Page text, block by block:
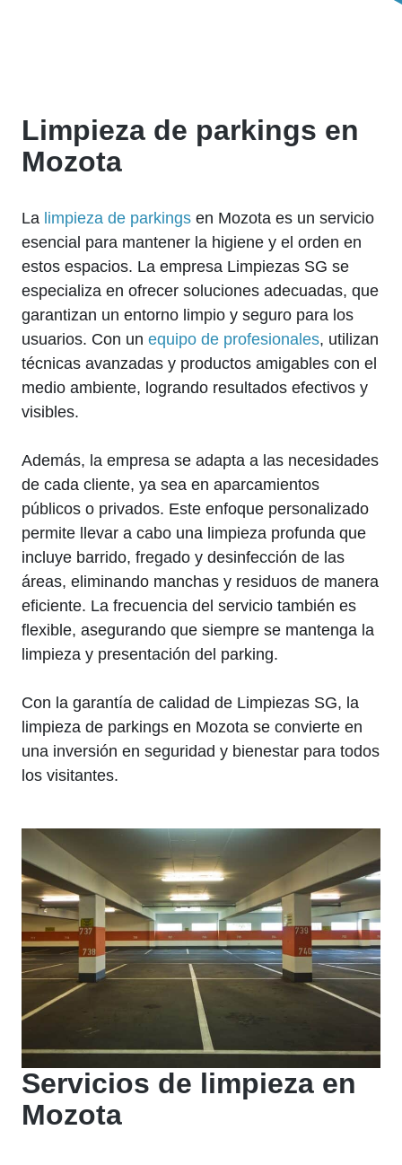
Limpieza de parkings en
Mozota
La limpieza de parkings en Mozota es un servicio
esencial para mantener la higiene y el orden en
estos espacios. La empresa Limpiezas SG se
especializa en ofrecer soluciones adecuadas, que
garantizan un entorno limpio y seguro para los
usuarios. Con un equipo de profesionales, utilizan
técnicas avanzadas y productos amigables con el
medio ambiente, logrando resultados efectivos y
visibles.
Además, la empresa se adapta a las necesidades
de cada cliente, ya sea en aparcamientos
públicos o privados. Este enfoque personalizado
permite llevar a cabo una limpieza profunda que
incluye barrido, fregado y desinfección de las
áreas, eliminando manchas y residuos de manera
eficiente. La frecuencia del servicio también es
flexible, asegurando que siempre se mantenga la
limpieza y presentación del parking.
Con la garantía de calidad de Limpiezas SG, la
limpieza de parkings en Mozota se convierte en
una inversión en seguridad y bienestar para todos
los visitantes.
Servicios de limpieza en
Mozota